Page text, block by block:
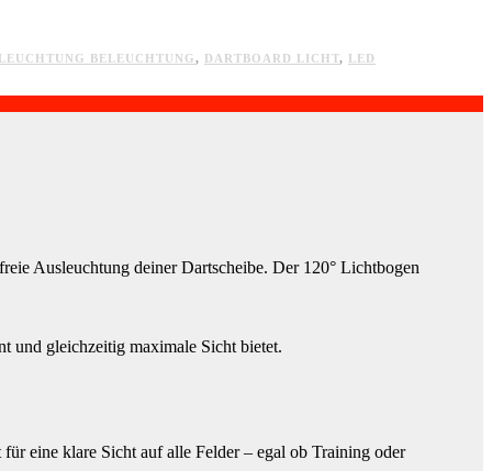
BELEUCHTUNG, DARTBOARD LICHT, LED
Ausleuchtung deiner Dartscheibe. Der 120° Lichtbogen
und gleichzeitig maximale Sicht bietet.
eine klare Sicht auf alle Felder – egal ob Training oder